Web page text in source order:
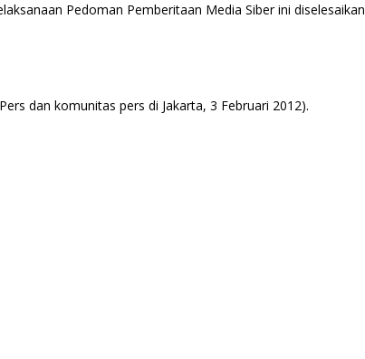
Pedoman Pemberitaan Media Siber ini diselesaikan
dan komunitas pers di Jakarta, 3 Februari 2012).